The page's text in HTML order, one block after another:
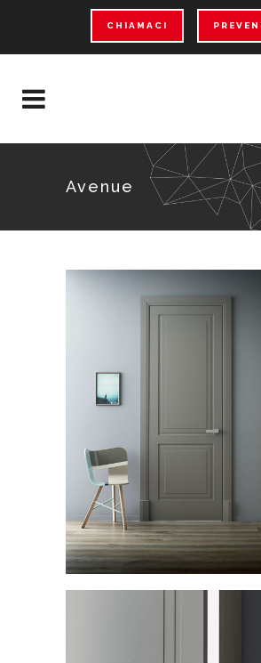
CHIAMACI
Avenue